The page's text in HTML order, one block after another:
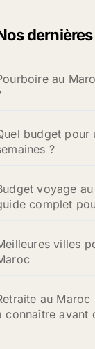
au
budget pour
?
voyage
complet
villes
au
connaître avant